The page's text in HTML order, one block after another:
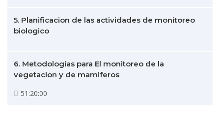
5. Planificacion de las actividades de monitoreo
biologico
6. Metodologias para El monitoreo de la
vegetacion y de mamiferos
51:20:00